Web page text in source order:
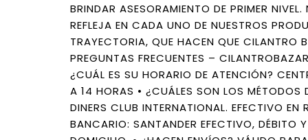
BRINDAR ASESORAMIENTO DE PRIMER
REFLEJA EN CADA UNO DE NUESTROS
TRAYECTORIA, QUE HACEN QUE CILANTRO
PREGUNTAS FRECUENTES –
¿CUÁL ES SU HORARIO DE ATENCIÓN?
A 14 HORAS • ¿CUÁLES SON LOS
DINERS CLUB INTERNATIONAL. EFECTIVO
BANCARIO: SANTANDER EFECTIVO, DÉBITO